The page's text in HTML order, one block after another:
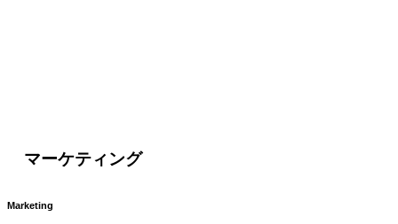
マーケティング
Marketing